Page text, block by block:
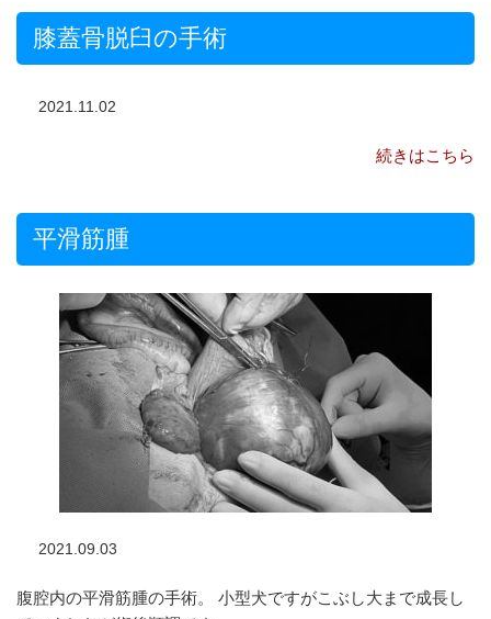
膝蓋骨脱臼の手術
2021.11.02
続きはこちら
平滑筋腫
2021.09.03
腹腔内の平滑筋腫の手術。 小型犬ですがこぶし大まで成長し